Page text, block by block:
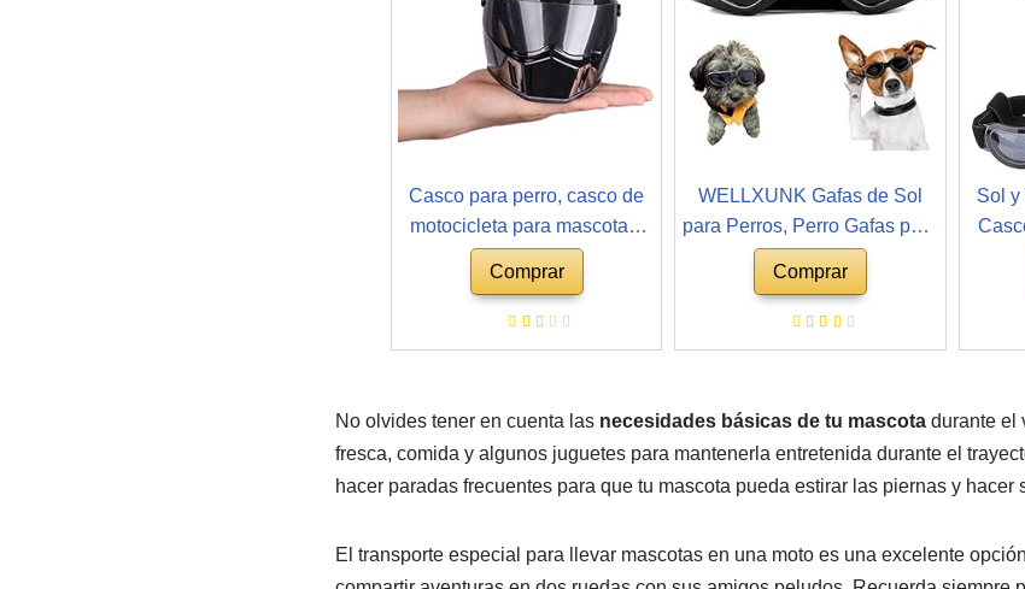
Casco para perro, casco de
motocicleta para mascotas,
casco para cachorros, mini
casco de protección para
cabeza, casco de perro,
sombrero de gato, accesorios
Comprar
WELLXUNK Gafas de Sol
para Perros, Perro Gafas para
Perros pequeños y medianos
Impermeable Plegable
Protector Ocular Protección
UV Antivaho (Negro)
Comprar
Sol y
No olvides tener en cuenta las necesidades básicas de tu mascotadurante el
fresca, comida y algunos juguetes para mantenerla entretenida durante el
hacer paradas frecuentes para que tu mascota pueda estirar las piernas y hacer
El transporte especial para llevar mascotas en una moto es una excelente